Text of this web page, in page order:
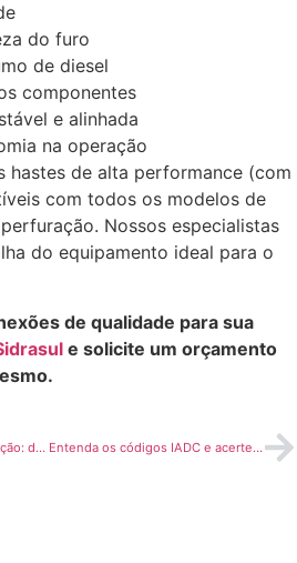
do furo
de diesel
componentes
e alinhada
na operação
hastes de alta performance (com
com todos os modelos de
Nossos especialistas
do equipamento ideal para o
de qualidade para sua
e solicite um orçamento
Brocas tricônicas de perfuração: dicas para prolongar a vida útil Entenda os códigos IADC e acerte na escolha da broca para cada tipo de rocha